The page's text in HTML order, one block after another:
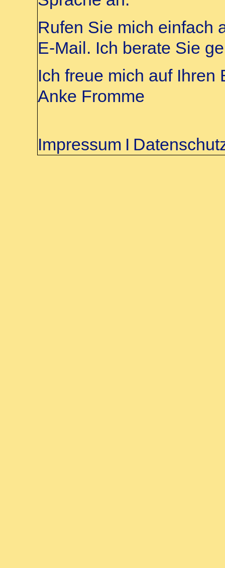
Rufen Sie mich einfach
E-Mail. Ich berate Sie
Ich freue mich auf Ihren
Anke Fromme
Impressum Ι